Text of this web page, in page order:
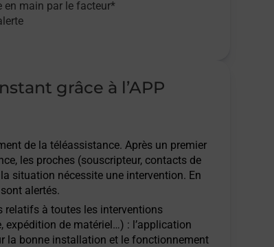
en main par le facteur*
grâce à l’APP
de la téléassistance. Après un premier
les proches (souscripteur, contacts de
situation nécessite une intervention. En
alertés.
relatifs à toutes les interventions
de matériel…) : l’application
la bonne installation et le fonctionnement